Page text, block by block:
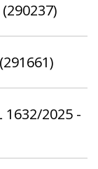
1632/2025 -